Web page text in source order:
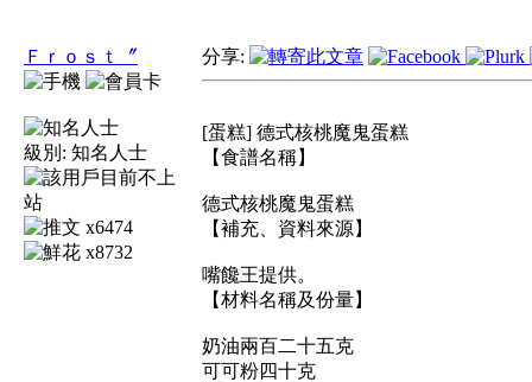
Ｆｒｏｓｔ〞
級別: 知名人士
x6474
x8732
分享:
[蛋糕] 德式核桃魔鬼蛋糕
【食譜名稱】
德式核桃魔鬼蛋糕
【補充、資料來源】
嘴饞王提供。
【材料名稱及份量】
奶油兩百二十五克
可可粉四十克